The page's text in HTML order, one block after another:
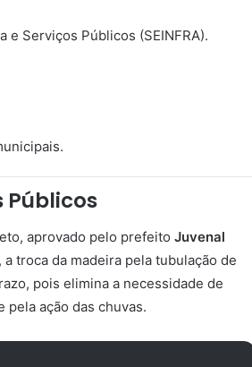
Serviços Públicos (SEINFRA).
Públicos
aprovado pelo prefeito Juvenal
troca da madeira pela tubulação de
pois elimina a necessidade de
pela ação das chuvas.